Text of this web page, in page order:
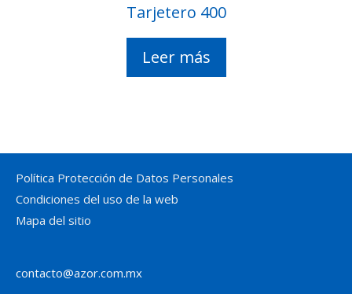
Tarjetero 400
Leer más
Política Protección de Datos Personales
Condiciones del uso de la web
Mapa del sitio
contacto@azor.com.mx